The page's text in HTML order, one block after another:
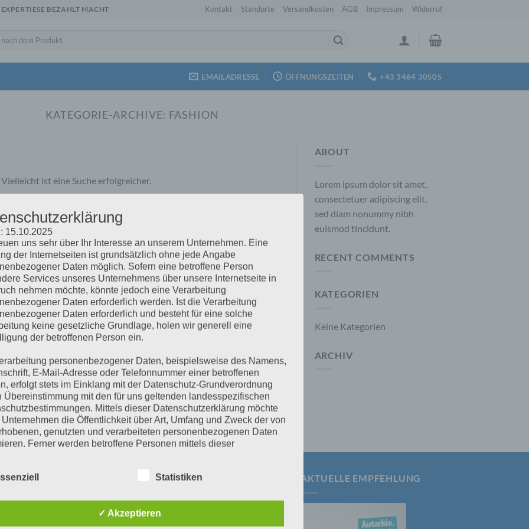
BEZAHLT MACHT Kontakt Standorte Versandkosten AGB Impressum Widerruf
EMAILADRESSE ÖFFNUNGSZEITEN +43 3464 30505
KATEGORIE-ARCHIVE: FASHION
ist eine Suche erfolgreicher.
ABOUT
Lorem ipsum dolor sit amet,
consectetuer adipiscing elit,
sed diam nonummy nibh
euismod tincidunt.
RECENT COMMENTS
KATEGORIEN
Keine Kategorien
ARCHIV
Groß St. Florian
ANZAHLUNGS- UND
AKTUELLE EMPFEHLUNG
15.10.2025
uns sehr über Ihr Interesse an unserem Unternehmen. Eine
der Internetseiten ist grundsätzlich ohne jede Angabe
Daten möglich. Sofern eine betroffene Person
Services unseres Unternehmens über unsere Internetseite in
nehmen möchte, könnte jedoch eine Verarbeitung
Daten erforderlich werden. Ist die Verarbeitung
Daten erforderlich und besteht für eine solche
keine gesetzliche Grundlage, holen wir generell eine
der betroffenen Person ein.
personenbezogener Daten, beispielsweise des Namens,
E-Mail-Adresse oder Telefonnummer einer betroffenen
erfolgt stets im Einklang mit der Datenschutz-Grundverordnung
Übereinstimmung mit den für uns geltenden landesspezifischen
Mittels dieser Datenschutzerklärung möchte
Unternehmen die Öffentlichkeit über Art, Umfang und Zweck der von
genutzten und verarbeiteten personenbezogenen Daten
Ferner werden betroffene Personen mittels dieser
als für die Verarbeitung Verantwortlicher zahlreiche technische
Schutz der über diese Internetseite verarbeiteten
Daten sicherzustellen. Dennoch können
Datenübertragungen grundsätzlich Sicherheitslücken
Statistiken
✓ Akzeptieren